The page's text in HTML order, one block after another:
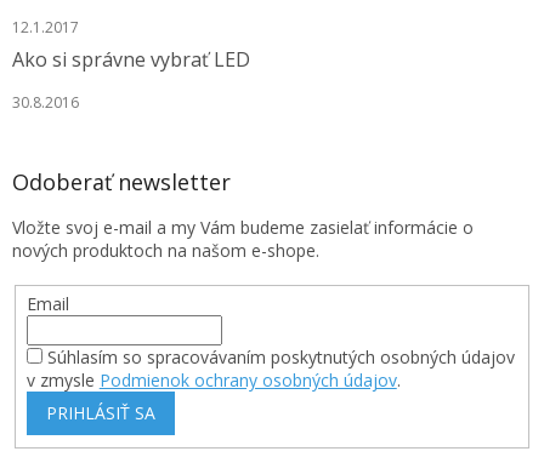
12.1.2017
Ako si správne vybrať LED
30.8.2016
Odoberať newsletter
Vložte svoj e-mail a my Vám budeme zasielať informácie o
nových produktoch na našom e-shope.
Email
Súhlasím so spracovávaním poskytnutých osobných údajov
v zmysle Podmienok ochrany osobných údajov.
PRIHLÁSIŤ SA